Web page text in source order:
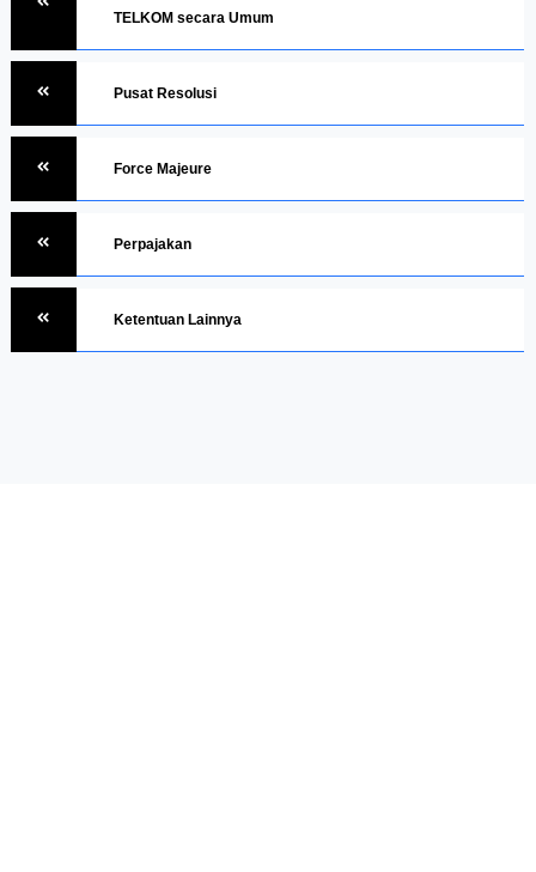
TELKOM secara Umum
Pusat Resolusi
Force Majeure
Perpajakan
Ketentuan Lainnya